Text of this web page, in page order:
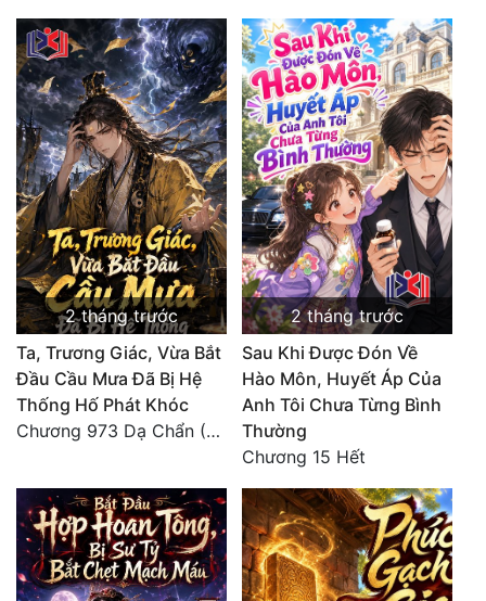
2 tháng trước
Ta, Trương Giác, Vừa Bắt
Đầu Cầu Mưa Đã Bị Hệ
Thống Hố Phát Khóc
Chương 973 Dạ Chẩn (2/2)
2 tháng trước
Sau Khi Được Đón Về
Hào Môn, Huyết Áp Của
Anh Tôi Chưa Từng Bình
Thường
Chương 15 Hết